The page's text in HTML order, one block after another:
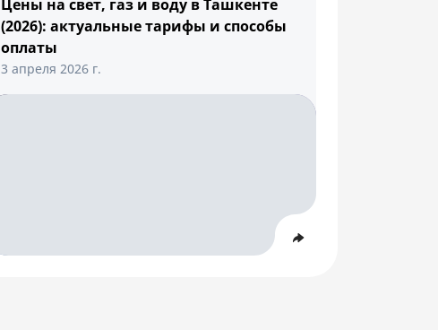
Цены на свет, газ и воду в Ташкенте
(2026): актуальные тарифы и способы
оплаты
3 апреля 2026 г.